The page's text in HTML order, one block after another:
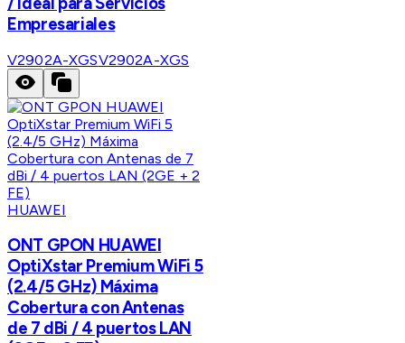
Empresariales
V2902A-XGSV2902A-XGS
HUAWEI
ONT GPON HUAWEI
OptiXstar Premium WiFi 5
(2.4/5 GHz) Máxima
Cobertura con Antenas
de 7 dBi / 4 puertos LAN